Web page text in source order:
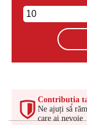
Contribuția
Ne ajuți să
care ai nevoie